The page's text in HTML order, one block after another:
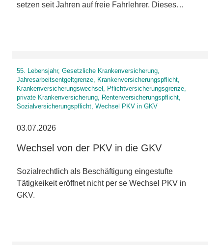
setzen seit Jahren auf freie Fahrlehrer. Dieses…
55. Lebensjahr, Gesetzliche Krankenversicherung,
Jahresarbeitsentgeltgrenze, Krankenversicherungspflicht,
Krankenversicherungswechsel, Pflichtversicherungsgrenze,
private Krankenversicherung, Rentenversicherungspflicht,
Sozialversicherungspflicht, Wechsel PKV in GKV
03.07.2026
Wechsel von der PKV in die GKV
Sozialrechtlich als Beschäftigung eingestufte
Tätigkeikeit eröffnet nicht per se Wechsel PKV in
GKV.